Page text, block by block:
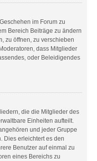
im Forum zu
Bereich Beiträge zu ändern
zu öffnen, zu verschieben
dass Mitglieder
oder Beleidigendes
die die Mitglieder des
Einheiten aufteilt.
und jeder Gruppe
Dies erleichtert es den
Benutzer auf einmal zu
eines Bereichs zu